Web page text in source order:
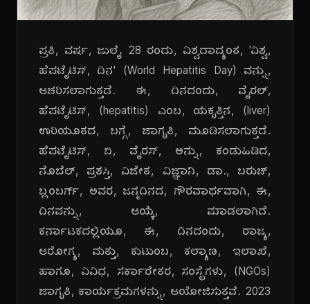
ಪ್ರತಿ, ವರ್ಷ, ಜುಲೈ 28 ರಂದು, ವಿಶ್ವದಾದ್ಯಂತ, 'ವಿಶ್ವ,
ಹೆಪಟೈಟಿಸ್, ದಿನ' (World Hepatitis Day) ವನ್ನು,
ಆಚರಿಸಲಾಗುತ್ತದೆ. ಈ, ದಿನದಂದು, ವೈರಲ್,
ಹೆಪಟೈಟಿಸ್, (hepatitis) ಎಂಬ, ಯಕೃತ್ತಿನ, (liver)
ಉರಿಯೂತದ, ಬಗ್ಗೆ, ಜಾಗೃತಿ, ಮೂಡಿಸಲಾಗುತ್ತದೆ.
ಹೆಪಟೈಟಿಸ್, ಬಿ, ವೈರಸ್, ಅನ್ನು, ಕಂಡುಹಿಡಿದ,
ನೊಬೆಲ್, ಪ್ರಶಸ್ತಿ, ವಿಜೇತ, ವಿಜ್ಞಾನಿ, ಡಾ., ಬರುಚ್,
ಬ್ಲಂಬರ್ಗ್, ಅವರ, ಜನ್ಮದಿನದ, ಗೌರವಾರ್ಥವಾಗಿ, ಈ,
ದಿನವನ್ನು, ಆಯ್ಕೆ, ಮಾಡಲಾಗಿದೆ.
ಕರ್ನಾಟಕದಲ್ಲಿಯೂ, ಈ, ದಿನದಂದು, ರಾಜ್ಯ,
ಆರೋಗ್ಯ, ಮತ್ತು, ಕುಟುಂಬ, ಕಲ್ಯಾಣ, ಇಲಾಖೆ,
ಹಾಗೂ, ವಿವಿಧ, ಸರ್ಕಾರೇತರ, ಸಂಸ್ಥೆಗಳು, (NGOs)
ಜಾಗೃತಿ, ಕಾರ್ಯಕ್ರಮಗಳನ್ನು, ಆಯೋಜಿಸುತ್ತವೆ. 2023